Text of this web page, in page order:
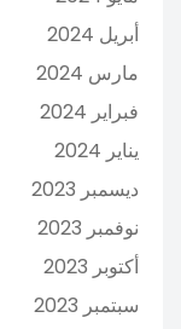
أبريل 2024
مارس 2024
فبراير 2024
يناير 2024
ديسمبر 2023
نوفمبر 2023
أكتوبر 2023
سبتمبر 2023